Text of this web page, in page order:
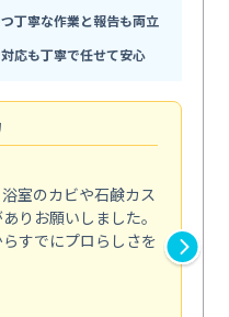
丁寧な作業と報告も両立
応も丁寧で任せて安心
室のカビや石鹸カス
りお願いしました。
すでにプロらしさを